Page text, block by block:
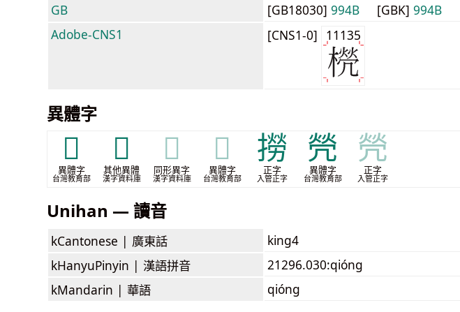
GB
[GB18030] 994B [GBK] 994B
Adobe-CNS1
[CNS1-0] 11135
異體字
𢶇
異體字
台灣教育部
𣜧
其他異體
漢字資料庫
𣜧
同形異字
漢字資料庫
𣜧
異體字
台灣教育部
撈
正字
入管正字
焭
異體字
台灣教育部
焭
正字
入管正字
Unihan — 讀音
kCantonese | 廣東話
king4
kHanyuPinyin | 漢語拼音
21296.030:qióng
kMandarin | 華語 qióng